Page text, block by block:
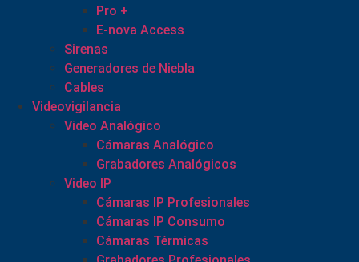
Pro +
E-nova Access
Sirenas
Generadores de Niebla
Cables
Videovigilancia
Video Analógico
Cámaras Analógico
Grabadores Analógicos
Video IP
Cámaras IP Profesionales
Cámaras IP Consumo
Cámaras Térmicas